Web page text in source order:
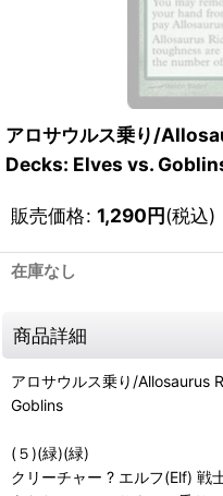
アロサウルス乗り/
Decks: Elves vs. Goblins
販売価格: 1,290円(税込)
在庫なし
商品詳細
アロサウルス乗り/Allosaurus
Goblins
(５)(緑)(緑)
クリーチャー ? エルフ(Elf) 戦